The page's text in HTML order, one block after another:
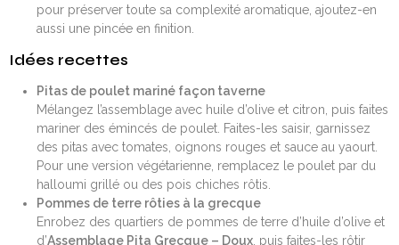
pour préserver toute sa complexité aromatique, ajoutez-en
aussi une pincée en finition.
Idées recettes
Pitas de poulet mariné façon taverne
Mélangez l’assemblage avec huile d’olive et citron, puis faites
mariner des émincés de poulet. Faites-les saisir, garnissez
des pitas avec tomates, oignons rouges et sauce au yaourt.
Pour une version végétarienne, remplacez le poulet par du
halloumi grillé ou des pois chiches rôtis.
Pommes de terre rôties à la grecque
Enrobez des quartiers de pommes de terre d’huile d’olive et
d’Assemblage Pita Grecque – Doux, puis faites-les rôtir